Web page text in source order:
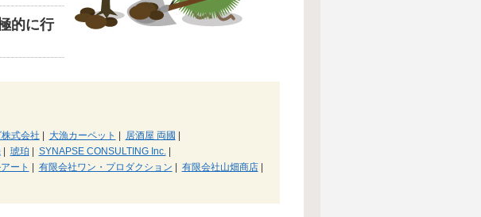
的に行
式会社 大漁カーペット 居酒屋 両國
| 琥珀 SYNAPSE CONSULTING Inc.|
ート 有限会社ワン・プロダクション 有限会社山畑商店|